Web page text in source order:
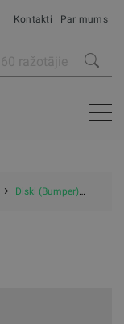
Kontakti Par mums
Diski (Bumper)